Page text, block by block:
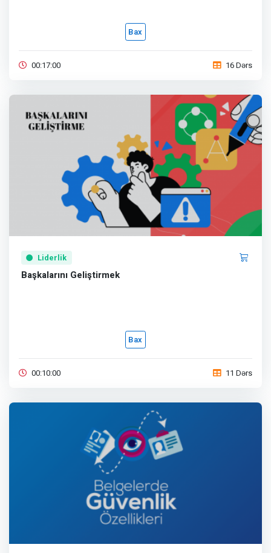
Bax
00:17:00 16 Dərs
Liderlik
Başkalarını Geliştirmek
Bax
00:10:00 11 Dərs